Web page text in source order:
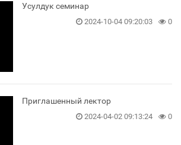
Усулдук семинар
2024-10-04 09:20:03 0
Приглашенный лектор
2024-04-02 09:13:24 0